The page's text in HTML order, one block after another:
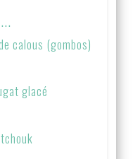
calous (gombos)
glacé